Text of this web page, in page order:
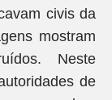
civis da
mostram
Neste
de